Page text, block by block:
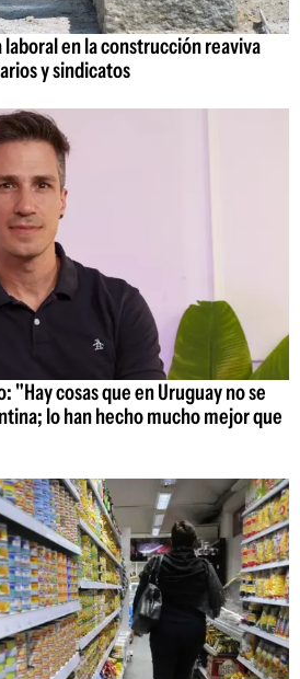
laboral en la construcción reaviva
y sindicatos
"Hay cosas que en Uruguay no se
lo han hecho mucho mejor que